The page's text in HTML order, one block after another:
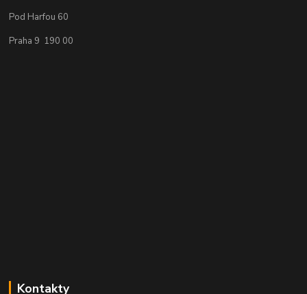
Pod Harfou 60
Praha 9 190 00
Kontakty